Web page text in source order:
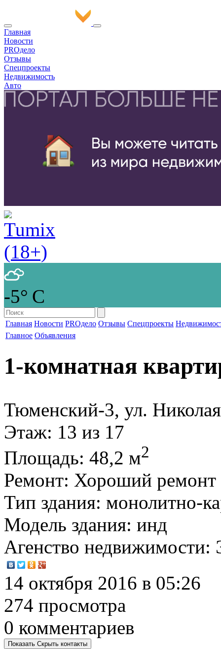
Главная
Новости
PROдело
Отзывы
Спецпроекты
Недвижимость
Авто
-5° С
Главная Новости PROдело Отзывы Спецпроекты
Главное Объявления
1-комнатная
Тюменский-3, ул.
Этаж: 13 из 17
Площадь: 48,2 м2
Ремонт: Хороший ремонт
Тип здания: монолитно-
Модель здания: инд
Агенство недвижимости:
14 октября 2016 в 05:26
274 просмотра
0 комментариев
Показать Скрыть контакты